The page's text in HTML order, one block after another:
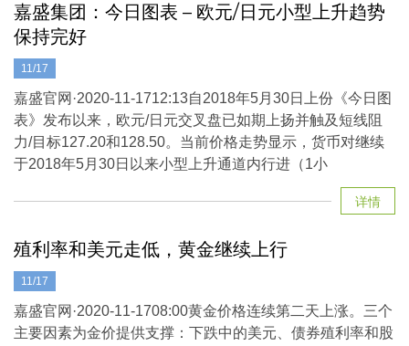
11/17
嘉盛集团：今日图表 – 欧元/日元小型上升趋势
保持完好
嘉盛官网·2020-11-1712:13自2018年5月30日上份《今日图
表》发布以来，欧元/日元交叉盘已如期上扬并触及短线阻
力/目标127.20和128.50。当前价格走势显示，货币对继续
于2018年5月30日以来小型上升通道内行进（1小
详情
11/17
殖利率和美元走低，黄金继续上行
嘉盛官网·2020-11-1708:00黄金价格连续第二天上涨。三个
主要因素为金价提供支撑：下跌中的美元、债券殖利率和股